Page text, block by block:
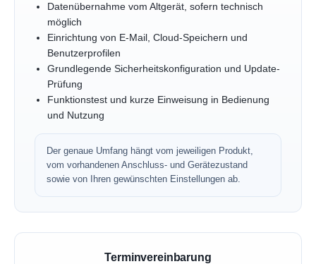
Datenübernahme vom Altgerät, sofern technisch
möglich
Einrichtung von E-Mail, Cloud-Speichern und
Benutzerprofilen
Grundlegende Sicherheitskonfiguration und Update-
Prüfung
Funktionstest und kurze Einweisung in Bedienung
und Nutzung
Der genaue Umfang hängt vom jeweiligen Produkt,
vom vorhandenen Anschluss- und Gerätezustand
sowie von Ihren gewünschten Einstellungen ab.
Terminvereinbarung